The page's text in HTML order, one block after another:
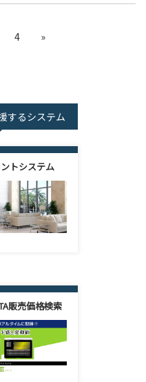
4 »
するシステム
トシステム
販売価格検索